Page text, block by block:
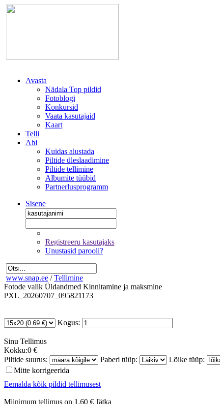
Avasta
Nädala Top pildid
Fotoblogi
Konkursid
Vaata kasutajaid
Kaart
Telli
Abi
Kuidas alustada
Piltide üleslaadimine
Piltide tellimine
Albumite tüübid
Partnerlusprogramm
Sisene
Registreeru kasutajaks
Unustasid parooli?
www.snap.ee / Tellimine
Fotode valik Üldandmed Kinnitamine ja maksmine
PXL_20260707_095821173
Kogus:
Sinu Tellimus
Kokku:0 €
Piltide suurus:
Paberi tüüp:
Lõike tüüp:
Mitte korrigeerida
Eemalda kõik pildid tellimusest
Miinimum tellimus on 1.60 € Jätka